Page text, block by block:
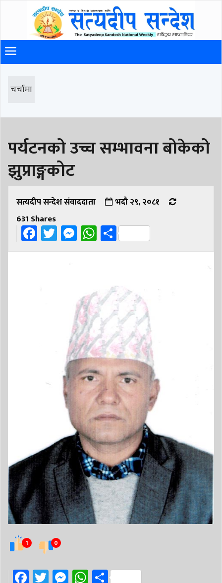
चर्चामा
पर्यटनको उच्च सम्भावना बोकेको
झुप्राङ्गकोट
सत्यदीप सन्देश संवाददाता
भदौ २९, २०८१
631 Shares
Facebook
Twitter
Messenger
WhatsApp
Share
1 0
Facebook
Twitter
Messenger
WhatsApp
Share